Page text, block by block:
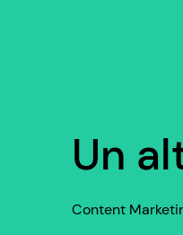
Un
Content